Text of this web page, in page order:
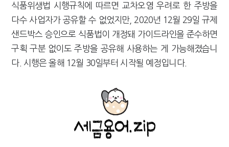
식품위생법 시행규칙에 따르면 교차오염 우려로 한 주방을
다수 사업자가 공유할 수 없었지만, 2020년 12월 29일 규제
샌드박스 승인으로 식품법이 개정돼 가이드라인을 준수하면
구획 구분 없이도 주방을 공유해 사용하는 게 가능해졌습니
다. 시행은 올해 12월 30일부터 시작될 예정입니다.